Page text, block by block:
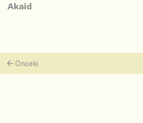
Akaid
Önceki